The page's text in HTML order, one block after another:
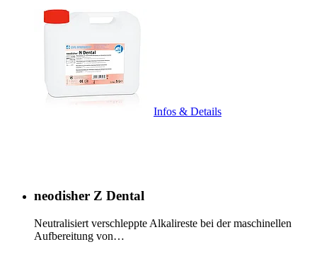
Infos & Details
neodisher Z Dental
Neutralisiert verschleppte Alkalireste bei der maschinellen
Aufbereitung von…